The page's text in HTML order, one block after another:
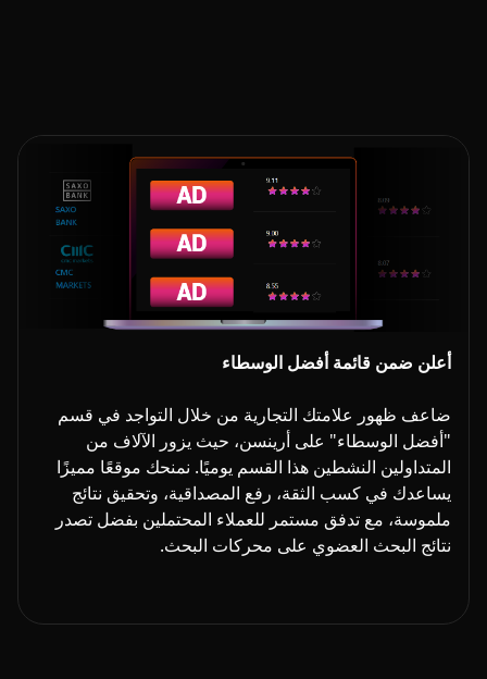
أعلن ضمن قائمة أفضل الوسطاء
ضاعف ظهور علامتك التجارية من خلال التواجد في قسم
"أفضل الوسطاء" على أرينسن، حيث يزور الآلاف من
المتداولين النشطين هذا القسم يوميًا. نمنحك موقعًا مميزًا
يساعدك في كسب الثقة، رفع المصداقية، وتحقيق نتائج
ملموسة، مع تدفق مستمر للعملاء المحتملين بفضل تصدر
نتائج البحث العضوي على محركات البحث.